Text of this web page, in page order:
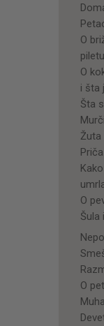
O
piletu
O
i šta
Šta
Murči
Žuta
O
Šula
O